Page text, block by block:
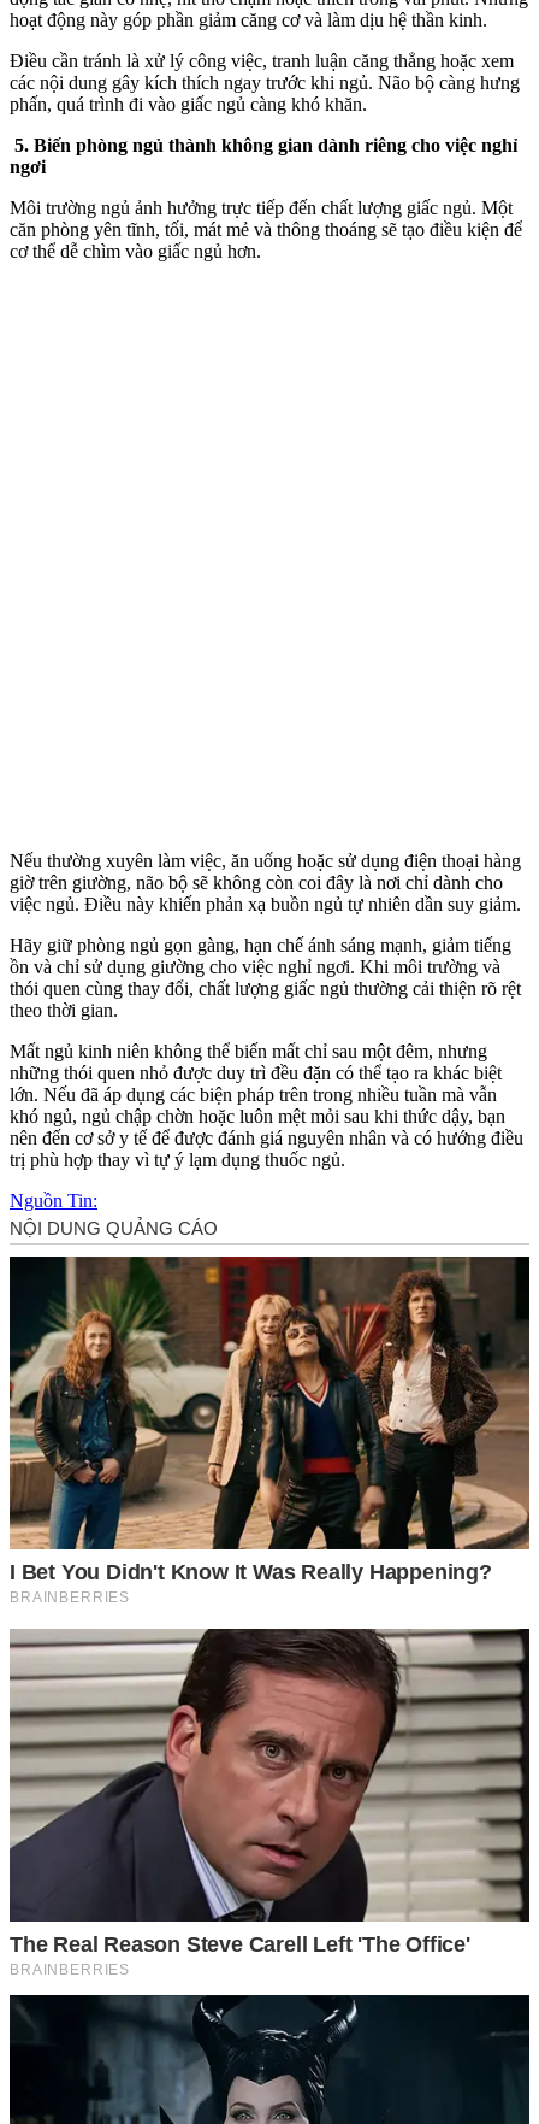
hoạt động này góp phần giảm căng cơ và làm dịu hệ thần kinh.
Điều cần tránh là xử lý công việc, tranh luận căng thẳng hoặc xem
các nội dung gây kíc‌h thí‌ch ngay trước khi ngủ. Não bộ càng hưng
phấn, quá trình đi vào giấc ngủ càng khó khăn.
5. Biến phòng ngủ thành không gian dành riêng cho việc nghỉ
ngơi
Môi trường ngủ ảnh hưởng trực tiếp đến chất lượng giấc ngủ. Một
căn phòng yên tĩnh, tối, mát mẻ và thông thoáng sẽ tạo điều kiện để
c‌ơ th‌ể dễ chìm vào giấc ngủ hơn.
Nếu thường xuyên làm việc, ăn uống hoặc sử dụng điện thoại hàng
giờ trên giường, não bộ sẽ không còn coi đây là nơi chỉ dành cho
việc ngủ. Điều này khiến phản xạ buồn ngủ tự nhiên dần suy giảm.
Hãy giữ phòng ngủ gọn gàng, hạn chế ánh sáng mạnh, giảm tiếng
ồn và chỉ sử dụng giường cho việc nghỉ ngơi. Khi môi trường và
thói quen cùng thay đổi, chất lượng giấc ngủ thường cải thiện rõ rệt
theo thời gian.
Mất ngủ kinh niên không thể biến mất chỉ sau một đêm, nhưng
những thói quen nhỏ được duy trì đều đặn có thể tạo ra khác biệt
lớn. Nếu đã áp dụng các biện pháp trên trong nhiều tuần mà vẫn
khó ngủ, ngủ chập chờn hoặc luôn mệt mỏi sau khi thức dậy, bạn
nên đến cơ sở y tế để được đánh giá nguyên nhân và có hướng điều
trị phù hợp thay vì tự ý lạ‌m dụn‌g thuốc ngủ.
Nguồn Tin: